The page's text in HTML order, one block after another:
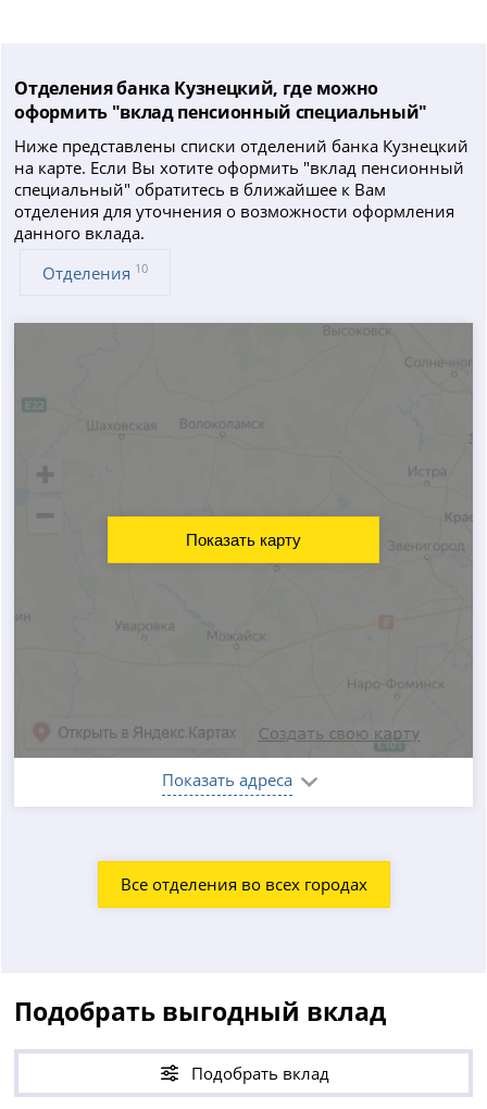
Отделения банка Кузнецкий, где можно
оформить "вклад пенсионный специальный"
Ниже представлены списки отделений банка Кузнецкий
на карте. Если Вы хотите оформить "вклад пенсионный
специальный" обратитесь в ближайшее к Вам
отделения для уточнения о возможности оформления
данного вклада.
Отделения 10
Показать адреса
Показать карту
Все отделения во всех городах
Подобрать выгодный вклад
Подобрать вклад